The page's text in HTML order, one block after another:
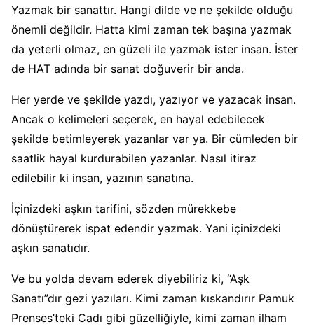
Yazmak bir sanattır. Hangi dilde ve ne şekilde olduğu
önemli değildir. Hatta kimi zaman tek başına yazmak
da yeterli olmaz, en güzeli ile yazmak ister insan. İster
de HAT adında bir sanat doğuverir bir anda.
Her yerde ve şekilde yazdı, yazıyor ve yazacak insan.
Ancak o kelimeleri seçerek, en hayal edebilecek
şekilde betimleyerek yazanlar var ya. Bir cümleden bir
saatlik hayal kurdurabilen yazanlar. Nasıl itiraz
edilebilir ki insan, yazının sanatına.
İçinizdeki aşkın tarifini, sözden mürekkebe
dönüştürerek ispat edendir yazmak. Yani içinizdeki
aşkın sanatıdır.
Ve bu yolda devam ederek diyebiliriz ki, “Aşk
Sanatı”dır gezi yazıları. Kimi zaman kıskandırır Pamuk
Prenses’teki Cadı gibi güzelliğiyle, kimi zaman ilham